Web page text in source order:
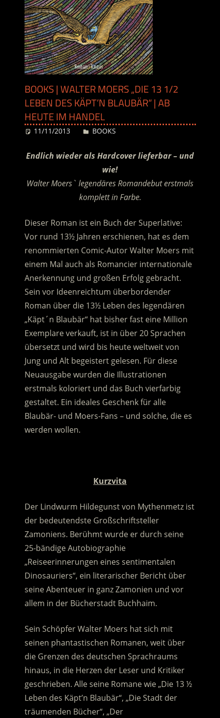
BOOKS | WALTER MOERS „DIE 13 1/2
LEBEN DES KÄPT’N BLAUBÄR“ | AB
HEUTE IM HANDEL
11/11/2013 Desiree
BOOKS
Endlich wieder als Hardcover lieferbar – und
wie!
Walter Moers` legendäres Romandebut erstmals
komplett in Farbe.
Dieser Roman ist ein Buch der Superlative:
Vor rund 13½ Jahren erschienen, hat es dem
renommierten Comic-Autor Walter Moers mit
einem Mal auch als Romancier internationale
Anerkennung und großen Erfolg gebracht.
Sein vor Ideenreichtum überbordender
Roman über die 13½ Leben des legendären
„Käpt´n Blaubär“ hat bisher fast eine Million
Exemplare verkauft, ist in über 20 Sprachen
übersetzt und wird bis heute weltweit von
Jung und Alt begeistert gelesen. Für diese
Neuausgabe wurden die Illustrationen
erstmals koloriert und das Buch vierfarbig
gestaltet. Ein ideales Geschenk für alle
Blaubär- und Moers-Fans – und solche, die es
werden wollen.
Kurzvita
Der Lindwurm Hildegunst von Mythenmetz ist
der bedeutendste Großschriftsteller
Zamoniens. Berühmt wurde er durch seine
25-bändige Autobiographie
„Reiseerinnerungen eines sentimentalen
Dinosauriers“, ein literarischer Bericht über
seine Abenteuer in ganz Zamonien und vor
allem in der Bücherstadt Buchhaim.
Sein Schöpfer Walter Moers hat sich mit
seinen phantastischen Romanen, weit über
die Grenzen des deutschen Sprachraums
hinaus, in die Herzen der Leser und Kritiker
geschrieben. Alle seine Romane wie „Die 13 ½
Leben des Käpt’n Blaubär“, „Die Stadt der
träumenden Bücher“, „Der